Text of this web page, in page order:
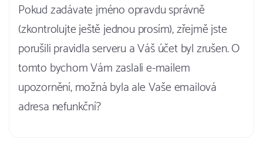
Pokud zadávate jméno opravdu správně
(zkontrolujte ještě jednou prosím), zřejmě jste
porušili pravidla serveru a Váš účet byl zrušen. O
tomto bychom Vám zaslali e-mailem
upozornění, možná byla ale Vaše emailová
adresa nefunkční?